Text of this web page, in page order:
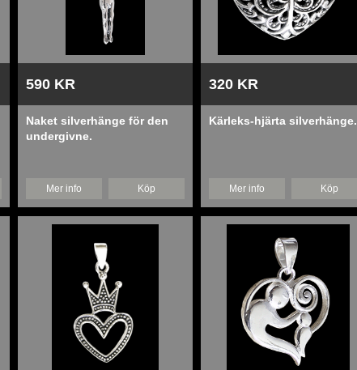
590 KR
Naket silverhänge för den
undergivne.
Mer info Köp
320 KR
Kärleks-hjärta silverhänge.
Mer info Köp